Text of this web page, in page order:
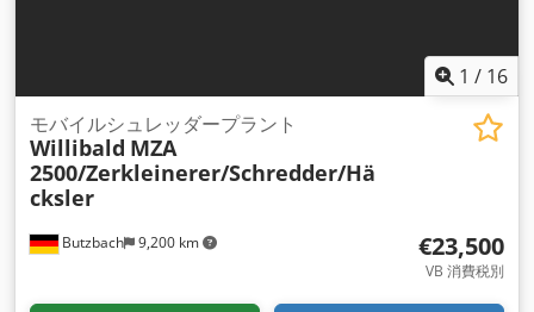
1 / 16
Butzbach 9,200 km
モバイルシュレッダープラント
Willibald MZA
2500/Zerkleinerer/Schredder/Hä
cksler
€23,500
VB 消費税別